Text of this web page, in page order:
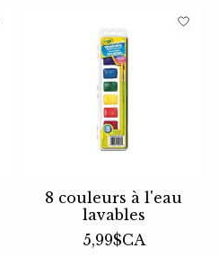
8 couleurs à l'eau
lavables
5,99$CA